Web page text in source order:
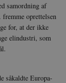
samordning af
oprettelsen
for, at der ikke
elindustri, som
såkaldte Europa-